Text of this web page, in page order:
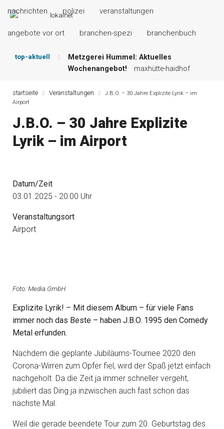
nachrichten polizei veranstaltungen
angebote vor ort branchen-spezi branchenbuch
top-aktuell
Metzgerei Hummel: Aktuelles
Wochenangebot!
maxhütte-haidhof
Grillspezialitäten u.v.m.!
kallmünz
Der „deutsche Michel“ muss nun
zahlen! kommentare & serien &
leserbriefe
Region!
startseite Veranstaltungen
J.B.O. – 30 Jahre Explizite Lyrik – im
Airport
J.B.O. – 30 Jahre Explizite
Lyrik – im Airport
Datum/Zeit
03.01.2025 - 20:00 Uhr
Veranstaltungsort
Airport
Foto: Media GmbH
Explizite Lyrik! – Mit diesem Album – für viele Fans
immer noch das Beste – haben J.B.O. 1995 den Comedy
Metal erfunden.
Nachdem die geplante Jubiläums-Tournee 2020 den
Corona-Wirren zum Opfer fiel, wird der Spaß jetzt einfach
nachgeholt. Da die Zeit ja immer schneller vergeht,
jubiliert das Ding ja inzwischen auch fast schon das
nächste Mal.
Weil die gerade beendete Tour zum 20. Geburtstag des